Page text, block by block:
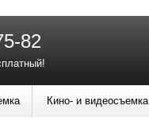
82
Кино- и видеосъемка